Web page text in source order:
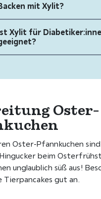
mit Xylit?
Xylit für
Oster-
Oster-Pfannkuchen
beim
unglaublich süß aus!
Tierpancakes gut an.